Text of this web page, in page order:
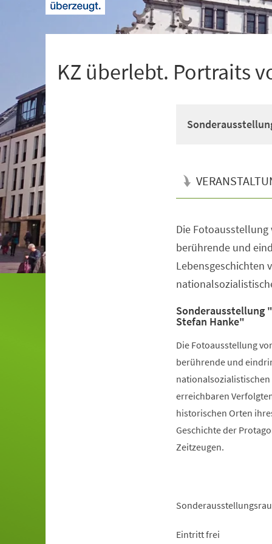
KZ überlebt. Portraits
Die Fotoausstellung
berührende und
Lebensgeschichten
Sonderausstellung
Stefan Hanke"
Die Fotoausstellung
berührende und
erreichbaren
historischen Orten
Geschichte der
Zeitzeugen.
Eintritt frei